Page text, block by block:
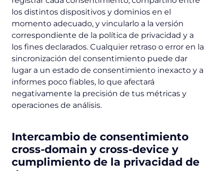
los distintos dispositivos y dominios en el
momento adecuado, y vincularlo a la versión
correspondiente de la política de privacidad y a
los fines declarados. Cualquier retraso o error en la
sincronización del consentimiento puede dar
lugar a un estado de consentimiento inexacto y a
informes poco fiables, lo que afectará
negativamente la precisión de tus métricas y
operaciones de análisis.
Intercambio de consentimiento
cross-domain y cross-device y
cumplimiento de la privacidad de